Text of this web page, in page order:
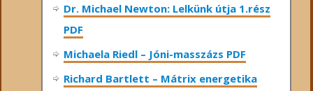
Dr. Michael Newton: Lelkünk útja 1.rész
PDF
Michaela Riedl – Jóni-masszázs PDF
Richard Bartlett – Mátrix energetika